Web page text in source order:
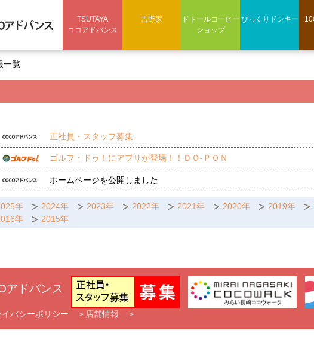
TSUTAYA
ココアドバンス
吉野家
ドトールコーヒー
ショップ
びっくりドンキー
一覧
正社員・スタッフ募集
ゴルフ・ドゥ！にアプリが登場！！ＤＯ-ＰＯＮ
ホームページを公開しました
年 2024年 2023年 2022年 2021年 2020年 2019年
年 2015年
アドバンス
イバシーポリシー ＞ 店舗情報 ＞